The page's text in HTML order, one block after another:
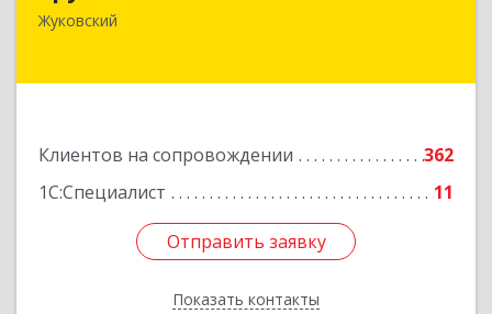
Жуковский
Клиентов на сопровождении
362
1С:Специалист
11
Отправить заявку
Показать контакты
140180, Московская обл, Жуковский г, Чкалова
Подробнее
Отправить заявку
Назад